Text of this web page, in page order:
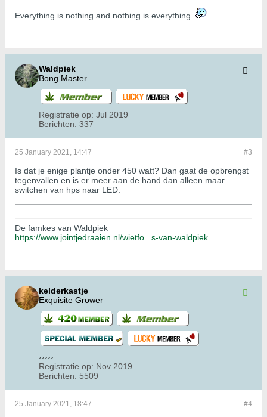
​​​​​​Everything is nothing and nothing is everything.
Waldpiek
Bong Master
Registratie op: Jul 2019
Berichten: 337
#3
25 January 2021, 14:47
Is dat je enige plantje onder 450 watt? Dan gaat de opbrengst
tegenvallen en is er meer aan de hand dan alleen maar
switchen van hps naar LED.
De famkes van Waldpiek
https://www.jointjedraaien.nl/wietfo...s-van-waldpiek
kelderkastje
Exquisite Grower
Registratie op: Nov 2019
Berichten: 5509
#4
25 January 2021, 18:47